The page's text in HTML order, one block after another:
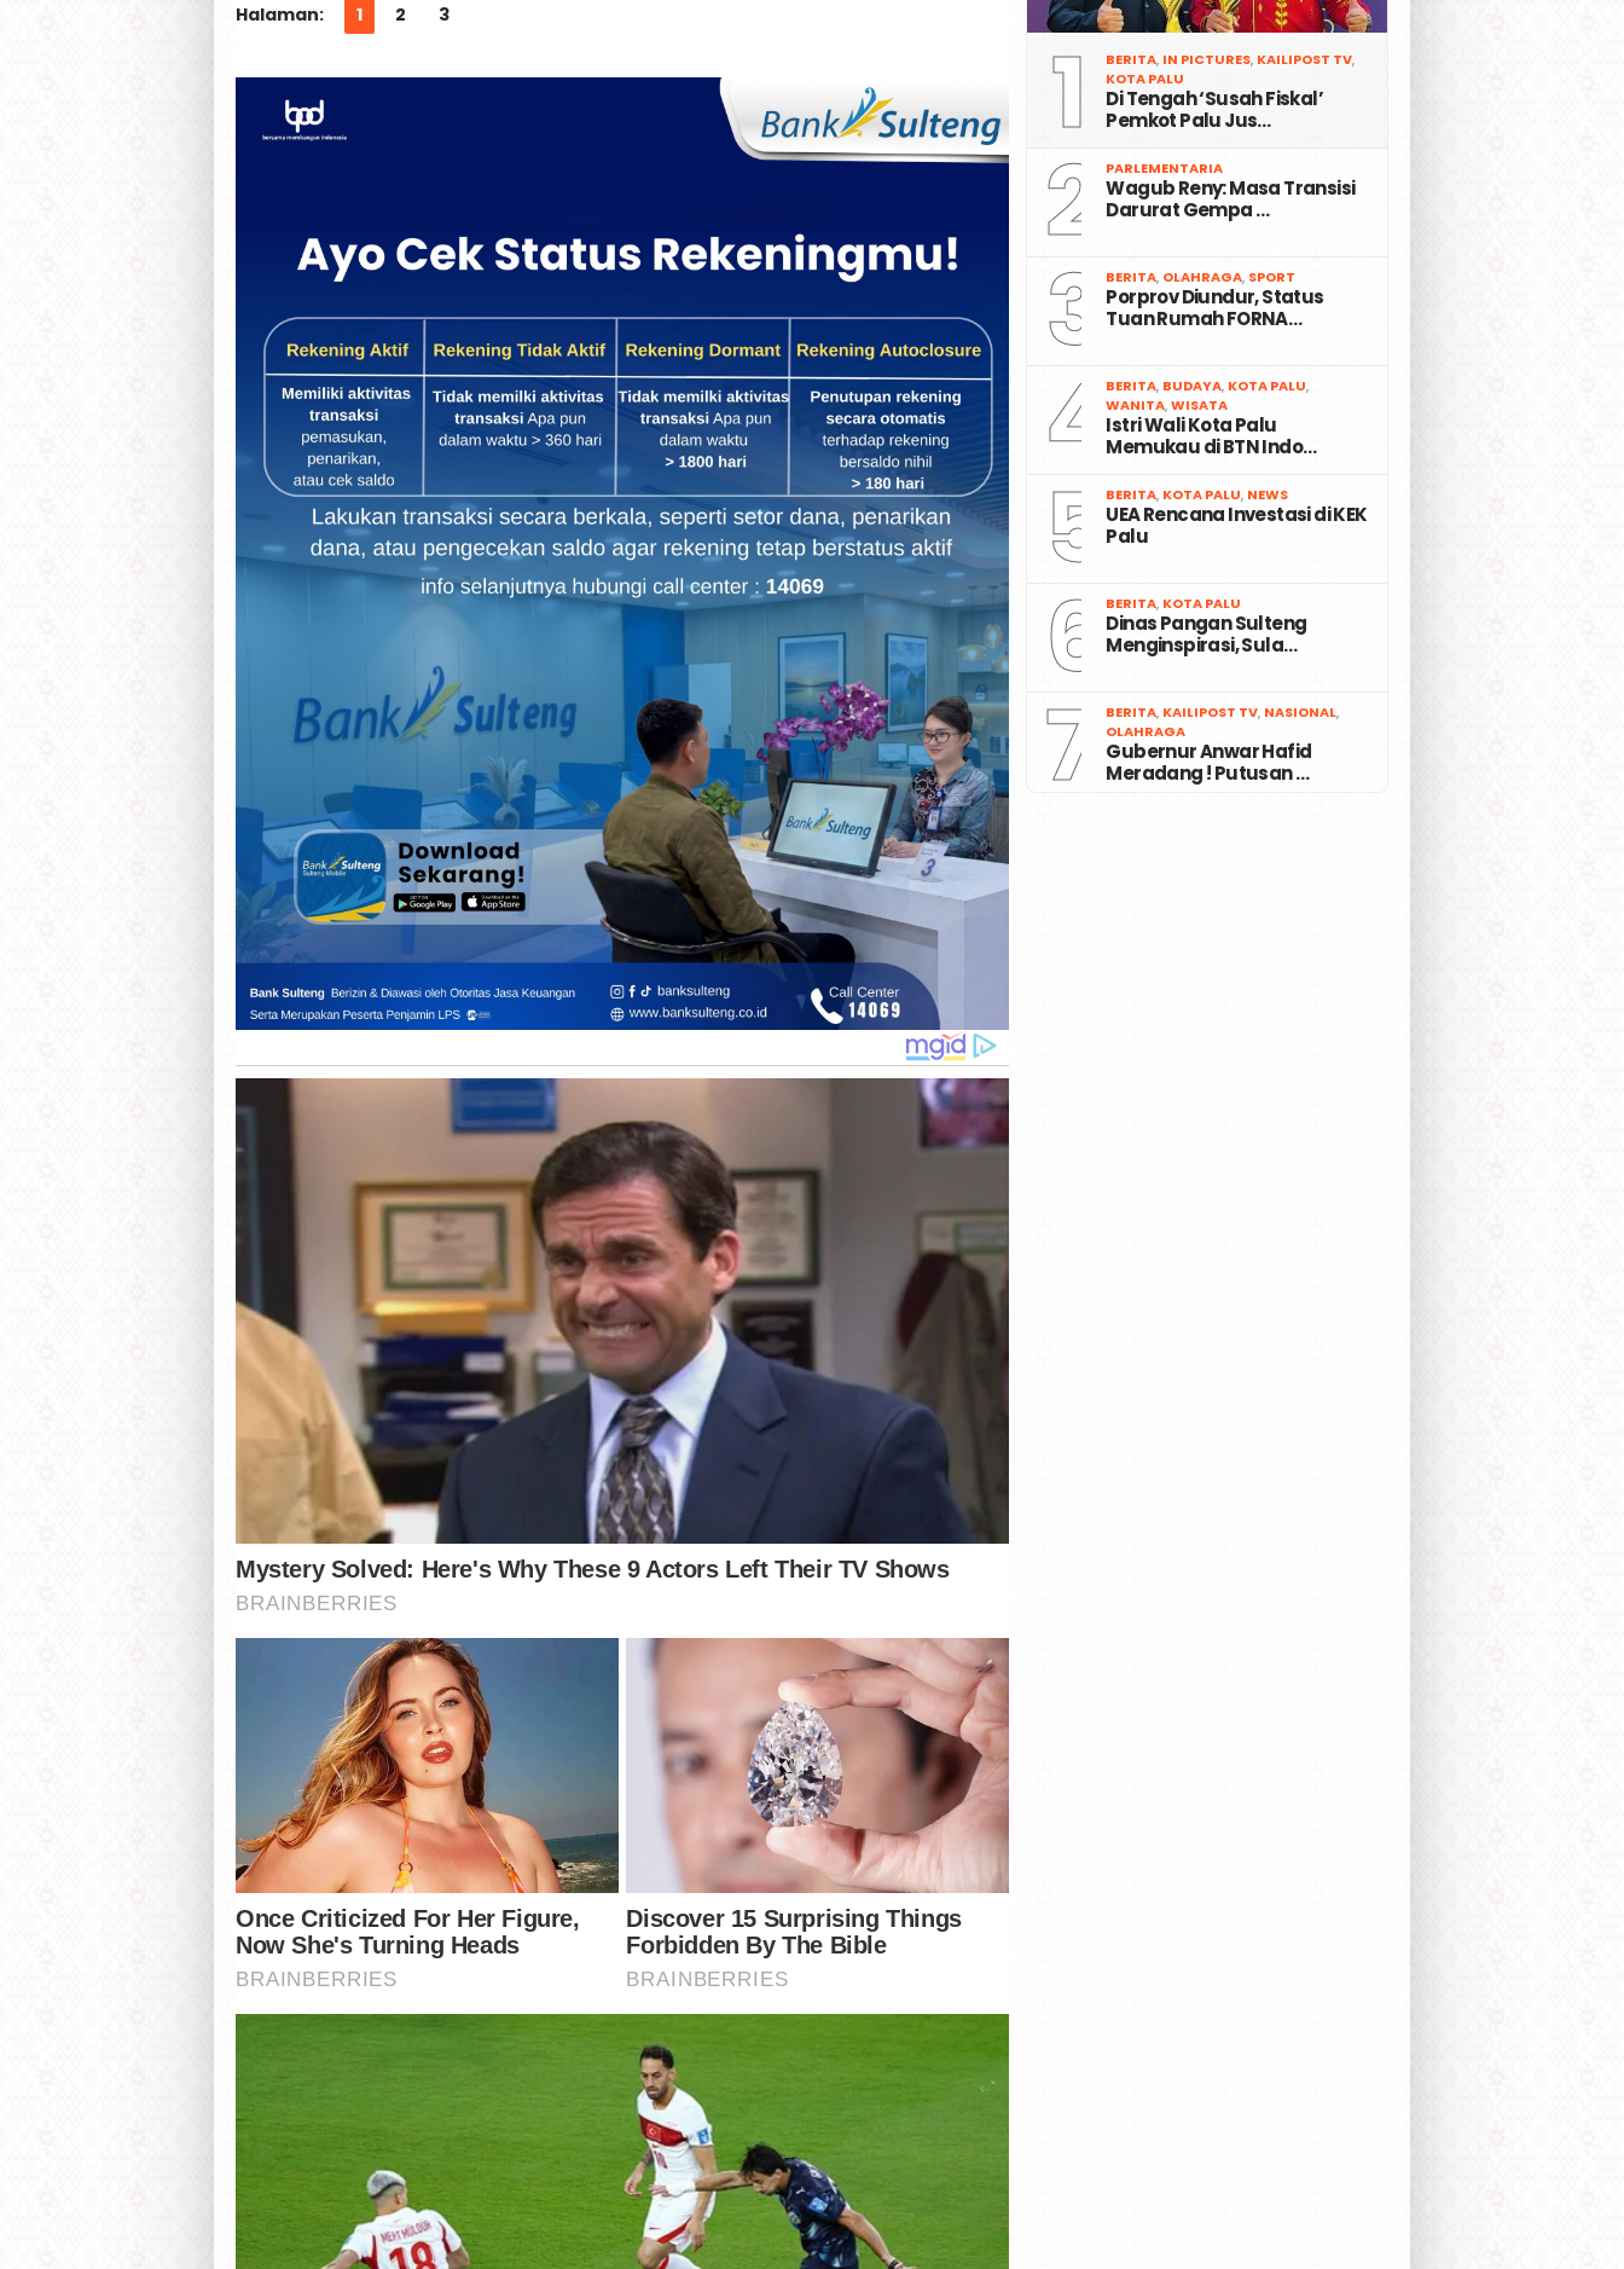
Halaman: 1 2 3
1 BERITA, IN PICTURES, KAILIPOST TV,
KOTA PALU
Di Tengah ‘Susah Fiskal’
Pemkot Palu Jus…
2 PARLEMENTARIA
Wagub Reny: Masa Transisi
Darurat Gempa …
3 BERITA, OLAHRAGA, SPORT
Porprov Diundur, Status
Tuan Rumah FORNA…
4BERITA, BUDAYA, KOTA PALU,
WANITA,WISATA
Istri Wali Kota Palu
Memukau di BTN Indo…
5 BERITA, KOTA PALU, NEWS
UEA Rencana Investasi di KEK
Palu
6 BERITA, KOTA PALU
Dinas Pangan Sulteng
Menginspirasi, Sula…
7 BERITA, KAILIPOST TV, NASIONAL,
OLAHRAGA
Gubernur Anwar Hafid
Meradang ! Putusan …